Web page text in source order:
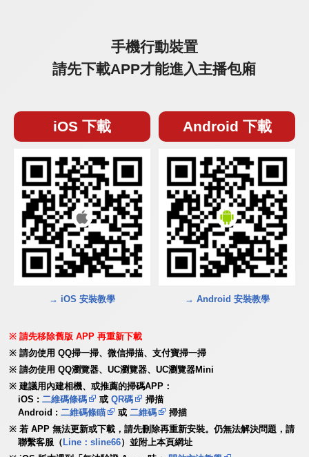
手機行動裝置
請先下載APP才能進入主播包廂
iOS 下載
→ iOS 安裝教學
Android 下載
→ Android 安裝教學
請先移除舊版 APP 再重新下載
請勿使用 QQ掃一掃、微信掃描、支付寶掃一掃
請勿使用 QQ瀏覽器、UC瀏覽器、UC瀏覽器Mini
建議用內建相機、或推薦的掃碼APP：
iOS :二維碼條碼 或QR碼
掃描
Android :二維碼條瞄 或二維碼
掃描
若 APP 無法更新或下載，請先刪除再重新安裝。仍無法解決問題，請
聯繫客服（ Line：sline66）並附上本頁網址